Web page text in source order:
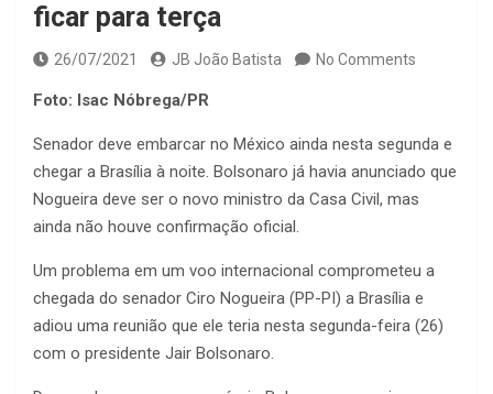
ficar para terça
26/07/2021 JB João Batista No Comments
Foto: Isac Nóbrega/PR
Senador deve embarcar no México ainda nesta segunda e
chegar a Brasília à noite. Bolsonaro já havia anunciado que
Nogueira deve ser o novo ministro da Casa Civil, mas
ainda não houve confirmação oficial.
Um problema em um voo internacional comprometeu a
chegada do senador Ciro Nogueira (PP-PI) a Brasília e
adiou uma reunião que ele teria nesta segunda-feira (26)
com o presidente Jair Bolsonaro.